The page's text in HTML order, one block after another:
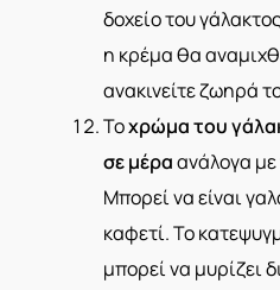
δοχείο του
η κρέμα θα
ανακινείτε ζωηρά
Τοχρώμα του
σε μέραανάλογα με
Μπορεί να είναι
καφετί. Το
μπορεί να μυρίζει